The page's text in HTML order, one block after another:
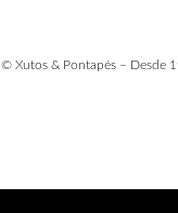
© Xutos & Pontapés – Desde